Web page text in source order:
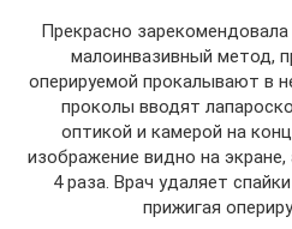
Прекрасно
малоинвазивный метод,
оперируемой прокалывают в
проколы вводят
оптикой и камерой на
изображение видно на
4 раза. Врач удаляет
прижигая